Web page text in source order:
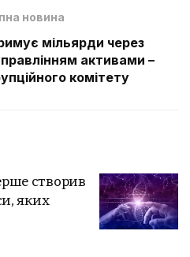
новина
мільярди через
активами –
комітету
створив
яких